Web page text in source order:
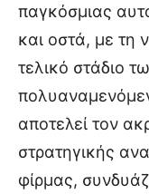
παγκόσμιας
και οστά, με τη
τελικό στάδιο
αποτελεί τον
στρατηγικής
φίρμας,